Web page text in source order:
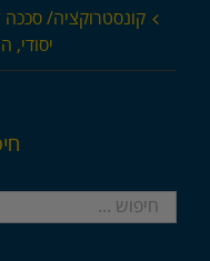
קונסטרוקציה/
יסודי,
חיפוש...